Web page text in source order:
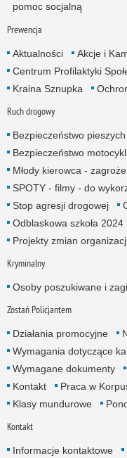
pomoc socjalną
Prewencja
Aktualności
Akcje i
Centrum Profilaktyki
Kraina Sznupka
Ruch drogowy
Bezpieczeństwo pieszych
Bezpieczeństwo
Młody kierowca -
SPOTY - filmy - do
Stop agresji drogowej
Odblaskowa szkoła 2024
Projekty zmian
Kryminalny
Osoby poszukiwane i
Zostań Policjantem
Działania promocyjne
Wymagania dotyczące
Wymagane dokumenty
Kontakt
Praca w
Klasy mundurowe
Kontakt
Informacje kontaktowe